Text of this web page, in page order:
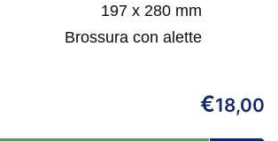
197 x 280 mm
Brossura con alette
€18,00